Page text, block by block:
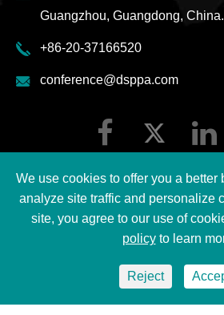
Guangzhou, Guangdong, China.
+86-20-37166520
conference@dsppa.com
2026 Guangzhou
Patakaran sa
We use cookies to offer you a better
analyze site traffic and personalize
site, you agree to our use of
policyto learn
Reject